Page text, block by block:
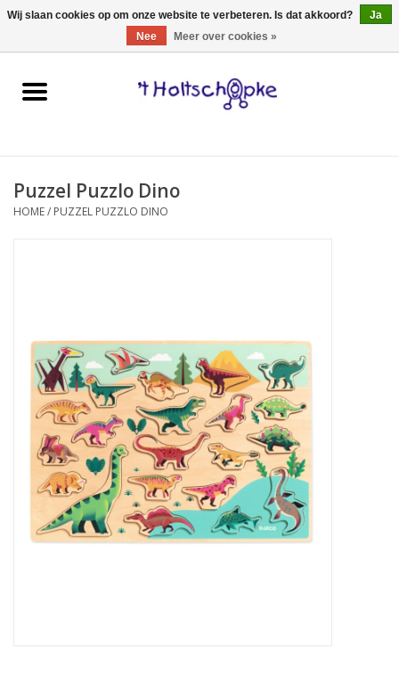
0 Artikelen - €0,00
Home
spellen
hebbedingen
kinderkamer
eten & drinken
knuffels
boeken
Puzzel Puzzlo Dino
HOME/ PUZZEL PUZZLO DINO
Wij slaan cookies op om onze website te verbeteren. Is dat akkoord?
Ja
Nee
Meer over cookies »